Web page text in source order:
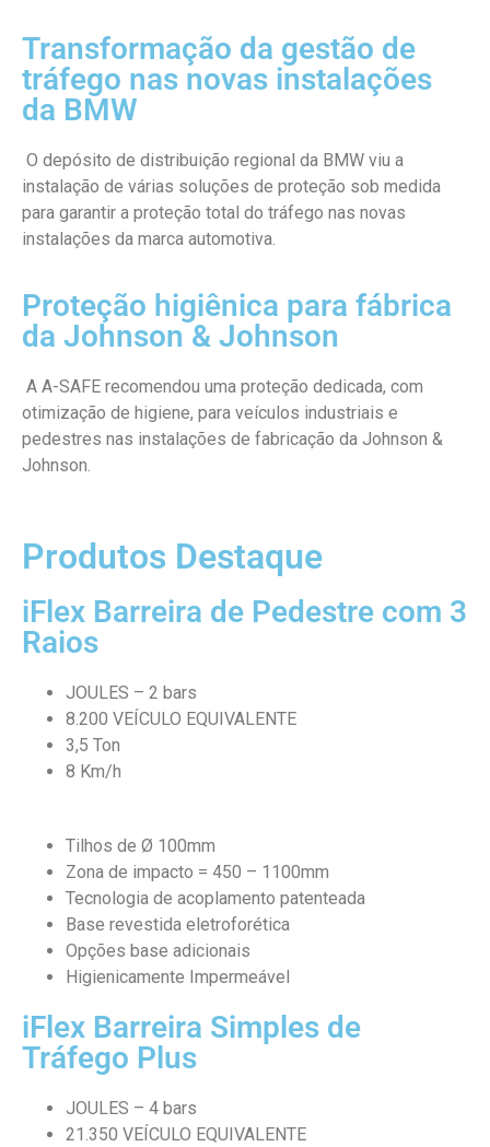
Transformação da gestão de
tráfego nas novas instalações
da BMW
O depósito de distribuição regional da BMW viu a
instalação de várias soluções de proteção sob medida
para garantir a proteção total do tráfego nas novas
instalações da marca automotiva.
Proteção higiênica para fábrica
da Johnson & Johnson
A A-SAFE recomendou uma proteção dedicada, com
otimização de higiene, para veículos industriais e
pedestres nas instalações de fabricação da Johnson &
Johnson.
Produtos Destaque
iFlex Barreira de Pedestre com 3
Raios
JOULES – 2 bars
8.200 VEÍCULO EQUIVALENTE
3,5 Ton
8 Km/h
Tilhos de Ø 100mm
Zona de impacto = 450 – 1100mm
Tecnologia de acoplamento patenteada
Base revestida eletroforética
Opções base adicionais
Higienicamente Impermeável
iFlex Barreira Simples de
Tráfego Plus
JOULES – 4 bars
21.350 VEÍCULO EQUIVALENTE